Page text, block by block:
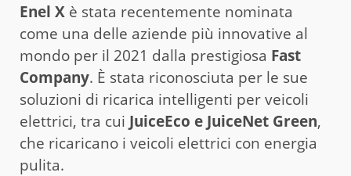
Enel X è stata recentemente nominata
come una delle aziende più innovative al
mondo per il 2021 dalla prestigiosa Fast
Company. È stata riconosciuta per le sue
soluzioni di ricarica intelligenti per veicoli
elettrici, tra cui JuiceEco e JuiceNet Green,
che ricaricano i veicoli elettrici con energia
pulita.